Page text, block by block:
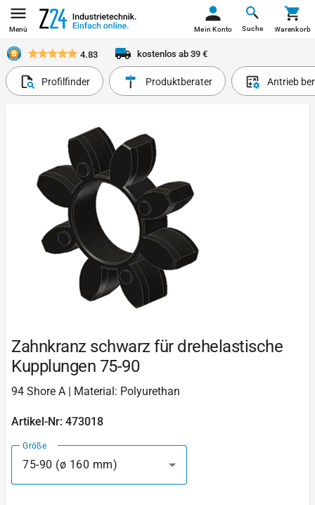
Menü Suche
Mein Konto Warenkorb
4.83 kostenlos ab 39 €
Profilfinder Produktberater Antrieb
Zahnkranz schwarz für drehelastische
Kupplungen 75-90
94 Shore A | Material: Polyurethan
Artikel-Nr: 473018
Größe
75-90 (ø 160 mm)